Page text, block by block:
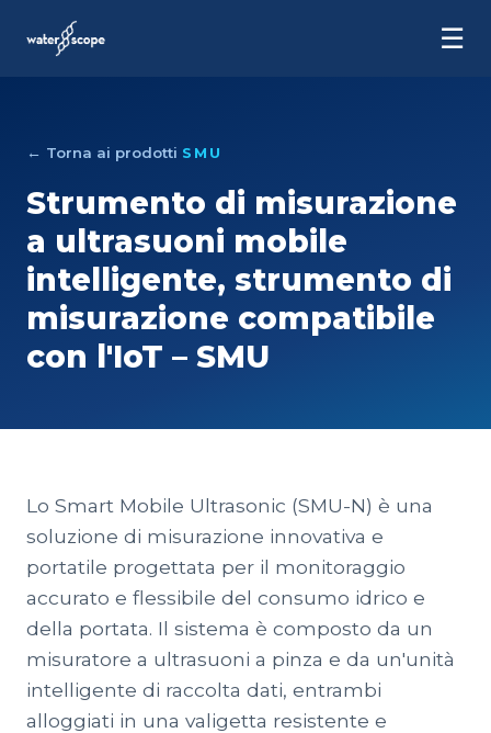
☰
← Torna ai prodotti SMU
Strumento di misurazione
a ultrasuoni mobile
intelligente, strumento di
misurazione compatibile
con l'IoT – SMU
Lo Smart Mobile Ultrasonic (SMU-N) è una
soluzione di misurazione innovativa e
portatile progettata per il monitoraggio
accurato e flessibile del consumo idrico e
della portata. Il sistema è composto da un
misuratore a ultrasuoni a pinza e da un'unità
intelligente di raccolta dati, entrambi
alloggiati in una valigetta resistente e